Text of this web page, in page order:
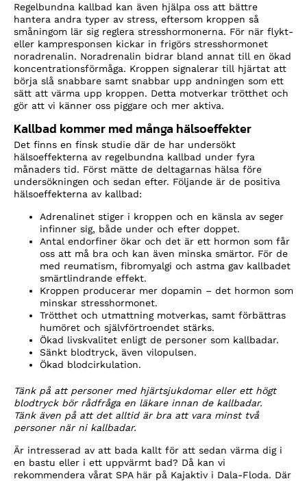
Regelbundna kallbad kan även hjälpa oss att bättre
hantera andra typer av stress, eftersom kroppen så
småningom lär sig reglera stresshormonerna. För när flykt-
eller kampresponsen kickar in frigörs stresshormonet
noradrenalin. Noradrenalin bidrar bland annat till en ökad
koncentrationsförmåga. Kroppen signalerar till hjärtat att
börja slå snabbare samt snabbar upp andningen som ett
sätt att värma upp kroppen. Detta motverkar trötthet och
gör att vi känner oss piggare och mer aktiva.
Kallbad kommer med många hälsoeffekter
Det finns en finsk studie där de har undersökt
hälsoeffekterna av regelbundna kallbad under fyra
månaders tid. Först mätte de deltagarnas hälsa före
undersökningen och sedan efter. Följande är de positiva
hälsoeffekterna av kallbad:
Adrenalinet stiger i kroppen och en känsla av seger
infinner sig, både under och efter doppet.
Antal endorfiner ökar och det är ett hormon som får
oss att må bra och kan även minska smärtor. För de
med reumatism, fibromyalgi och astma gav kallbadet
smärtlindrande effekt.
Kroppen producerar mer dopamin – det hormon som
minskar stresshormonet.
Trötthet och utmattning motverkas, samt förbättras
humöret och självförtroendet stärks.
Ökad livskvalitet enligt de personer som kallbadar.
Sänkt blodtryck, även vilopulsen.
Ökad blodcirkulation.
Tänk på att personer med hjärtsjukdomar eller ett högt
blodtryck bör rådfråga en läkare innan de kallbadar.
Tänk även på att det alltid är bra att vara minst två
personer när ni kallbadar.
Är intresserad av att bada kallt för att sedan värma dig i
en bastu eller i ett uppvärmt bad? Då kan vi
rekommendera vårat SPA här på Kajaktiv i Dala-Floda. Där